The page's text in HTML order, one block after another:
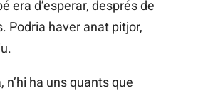
era d’esperar, després de
Podria haver anat pitjor,
n’hi ha uns quants que